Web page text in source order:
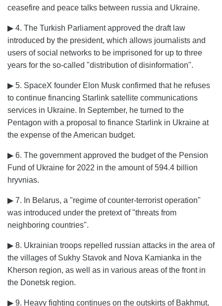
ceasefire and peace talks between russia and Ukraine.
▶ 4. The Turkish Parliament approved the draft law
introduced by the president, which allows journalists and
users of social networks to be imprisoned for up to three
years for the so-called "distribution of disinformation".
▶ 5. SpaceX founder Elon Musk confirmed that he refuses
to continue financing Starlink satellite communications
services in Ukraine. In September, he turned to the
Pentagon with a proposal to finance Starlink in Ukraine at
the expense of the American budget.
▶ 6. The government approved the budget of the Pension
Fund of Ukraine for 2022 in the amount of 594.4 billion
hryvnias.
▶ 7. In Belarus, a "regime of counter-terrorist operation"
was introduced under the pretext of "threats from
neighboring countries".
▶ 8. Ukrainian troops repelled russian attacks in the area of
the villages of Sukhy Stavok and Nova Kamianka in the
Kherson region, as well as in various areas of the front in
the Donetsk region.
▶ 9. Heavy fighting continues on the outskirts of Bakhmut,